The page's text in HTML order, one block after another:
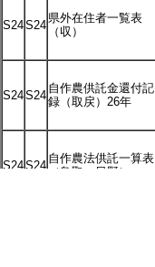
S24S24
県外在住者一覧表
（収）
S24S24
自作農供託金還付記
録（取戻）26年
S24S24
自作農法供託一算表
（鳥取－日野）